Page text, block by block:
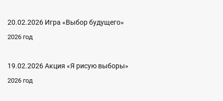
20.02.2026 Игра «Выбор будущего»
2026 год
19.02.2026 Акция «Я рисую выборы»
2026 год